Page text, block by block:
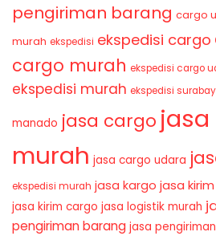
pengiriman barang cargo
murah ekspedisi ekspedisi cargo
cargo murah ekspedisi cargo
ekspedisi murah ekspedisi
manado jasa cargo
murah jasa cargo udara
ekspedisi murah jasa kargo jasa kirim
jasa kirim cargo jasa logistik murah
pengiriman barang jasa